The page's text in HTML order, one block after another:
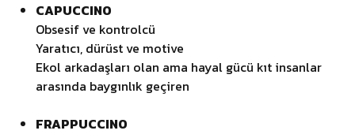
CAPUCCINO
Obsesif ve kontrolcü
Yaratıcı, dürüst ve motive
Ekol arkadaşları olan ama hayal gücü kıt insanlar
arasında baygınlık geçiren
FRAPPUCCINO